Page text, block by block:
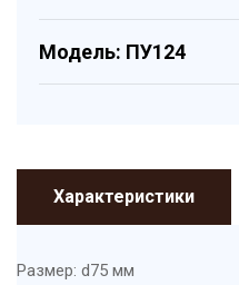
Модель: ПУ124
Характеристики
Размер: d75 мм